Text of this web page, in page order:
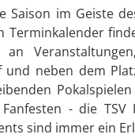
Saison im Geiste
Terminkalender
an
und neben dem
- die TSV
sind immer ein